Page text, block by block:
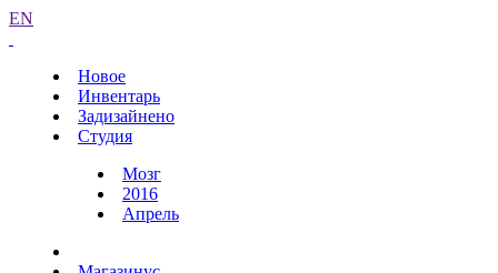
EN
Новое
Инвентарь
Задизайнено
Студия
Мозг
2016
Апрель